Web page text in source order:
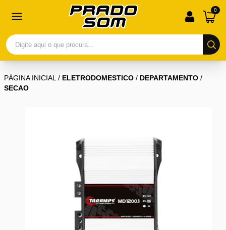
0
PÁGINA INICIAL/ ELETRODOMESTICO / DEPARTAMENTO /
SECAO